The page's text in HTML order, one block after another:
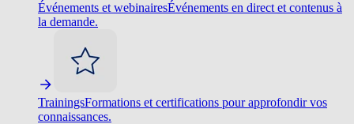
Événements et webinairesÉvénements en direct et contenus à
la demande.
TrainingsFormations et certifications pour approfondir vos
connaissances.